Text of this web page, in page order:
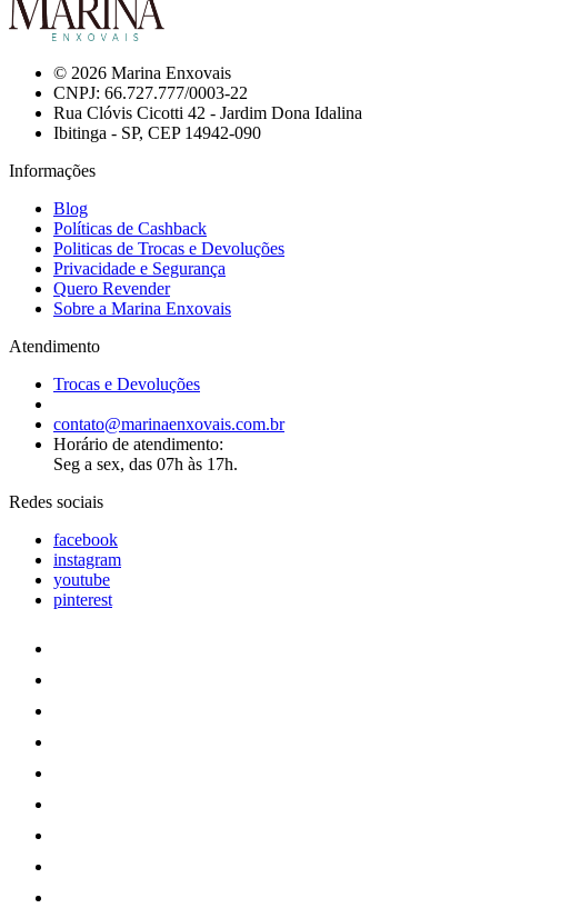
© 2026 Marina Enxovais
CNPJ: 66.727.777/0003-22
Rua Clóvis Cicotti 42 - Jardim Dona Idalina
Ibitinga - SP, CEP 14942-090
Informações
Blog
Políticas de Cashback
Politicas de Trocas e Devoluções
Privacidade e Segurança
Quero Revender
Sobre a Marina Enxovais
Atendimento
Trocas e Devoluções
contato@marinaenxovais.com.br
Horário de atendimento:
Seg a sex, das 07h às 17h.
Redes sociais
facebook
instagram
youtube
pinterest